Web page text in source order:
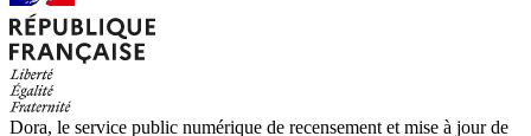
Dora, le service public numérique de recensement et mise à jour de